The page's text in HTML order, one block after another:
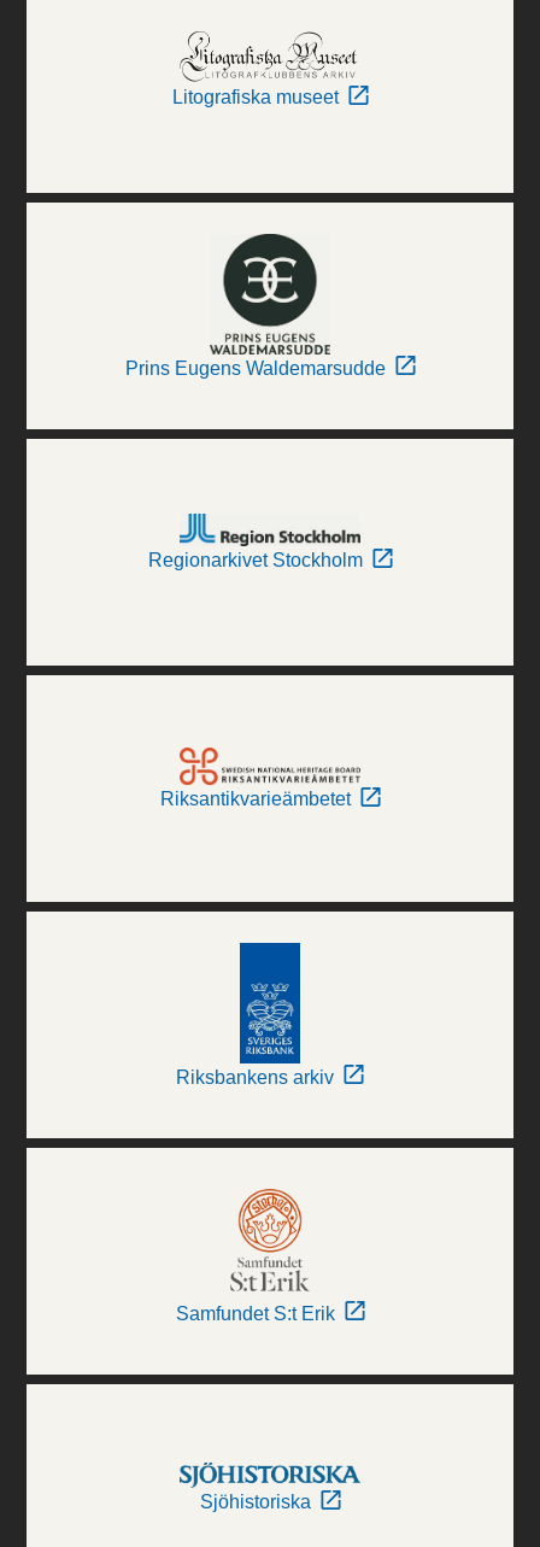
Litografiska museet
Prins Eugens Waldemarsudde
Regionarkivet Stockholm
Riksantikvarieämbetet
Riksbankens arkiv
Samfundet S:t Erik
Sjöhistoriska